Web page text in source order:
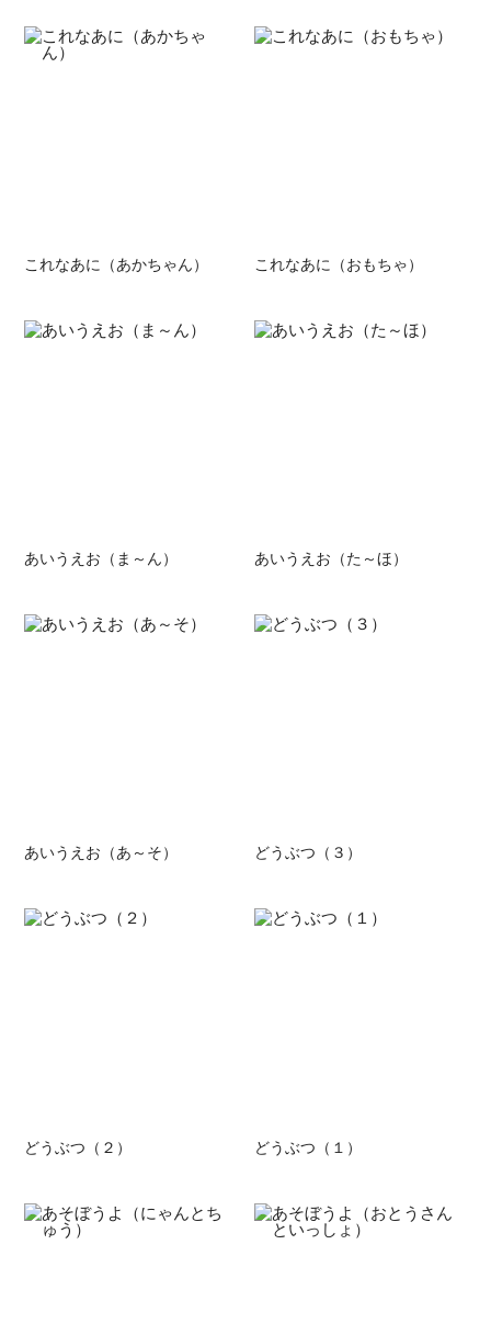
これなあに（あかちゃん） これなあに（おもちゃ）
あいうえお（ま～ん） あいうえお（た～ほ）
あいうえお（あ～そ） どうぶつ（３）
どうぶつ（２） どうぶつ（１）